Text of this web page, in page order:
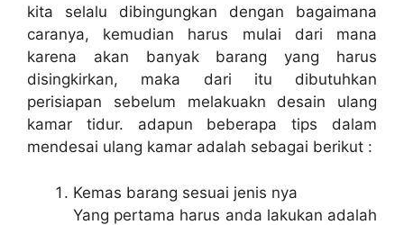
kita selalu dibingungkan dengan bagaimana
caranya, kemudian harus mulai dari mana
karena akan banyak barang yang harus
disingkirkan, maka dari itu dibutuhkan
perisiapan sebelum melakuakn desain ulang
kamar tidur. adapun beberapa tips dalam
mendesai ulang kamar adalah sebagai berikut :
Kemas barang sesuai jenis nya
Yang pertama harus anda lakukan adalah